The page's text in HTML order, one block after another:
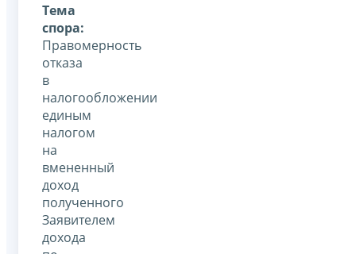
Тема
спора:
Правомерность
отказа
в
налогообложении
единым
налогом
на
вмененный
доход
полученного
Заявителем
дохода